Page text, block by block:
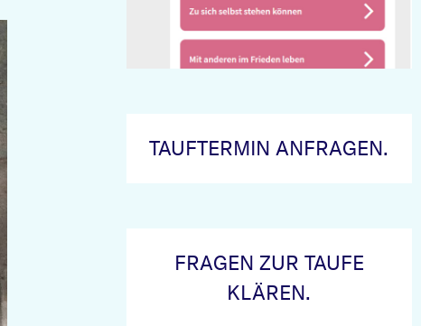
TAUFTERMIN ANFRAGEN.
FRAGEN ZUR TAUFE
KLÄREN.